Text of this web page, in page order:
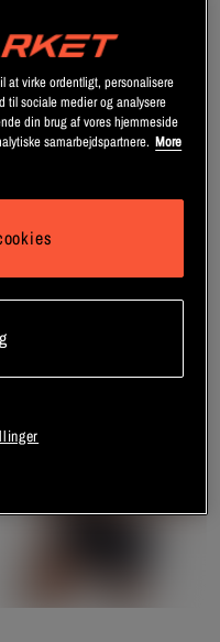
Sort
at virke ordentligt, personalisere
til sociale medier og analysere
din brug af vores hjemmeside
samarbejdspartnere. More